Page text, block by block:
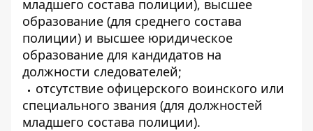
младшего состава полиции), высшее
образование (для среднего состава
полиции) и высшее юридическое
образование для кандидатов на
должности следователей;
отсутствие офицерского воинского или
специального звания (для должностей
младшего состава полиции).